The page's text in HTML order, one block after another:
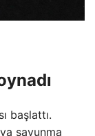
başlattı.
savunma